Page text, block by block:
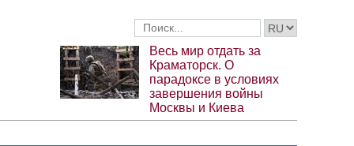
Весь мир отдать за
Краматорск. О
парадоксе в условиях
завершения войны
Москвы и Киева